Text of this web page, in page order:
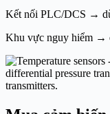
Kết nối PLC/DCS →
Khu vực nguy hiểm →